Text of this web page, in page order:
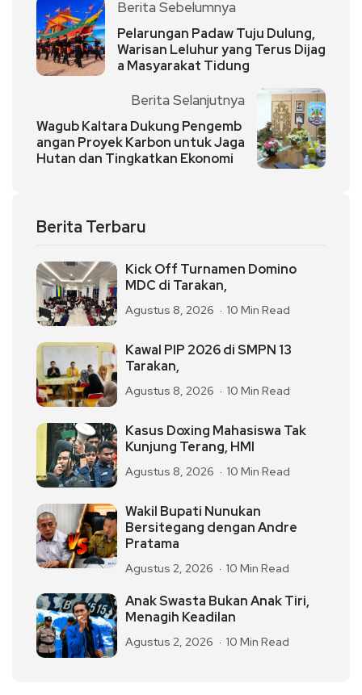
Berita Sebelumnya
Pelarungan Padaw Tuju Dulung,
Warisan Leluhur yang Terus Dijag
a Masyarakat Tidung
Berita Selanjutnya
Wagub Kaltara Dukung Pengemb
angan Proyek Karbon untuk Jaga
Hutan dan Tingkatkan Ekonomi
Berita Terbaru
Kick Off Turnamen Domino
MDC di Tarakan,
Agustus 8, 2026 10 Min Read
Kawal PIP 2026 di SMPN 13
Tarakan,
Agustus 8, 2026 10 Min Read
Kasus Doxing Mahasiswa Tak
Kunjung Terang, HMI
Agustus 8, 2026 10 Min Read
Wakil Bupati Nunukan
Bersitegang dengan Andre
Pratama
Agustus 2, 2026 10 Min Read
Anak Swasta Bukan Anak Tiri,
Menagih Keadilan
Agustus 2, 2026 10 Min Read